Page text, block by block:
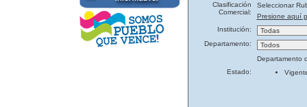
Clasificación
Comercial:
Seleccionar
Presione aquí
Institución:
Departamento:
Departamento
Estado: